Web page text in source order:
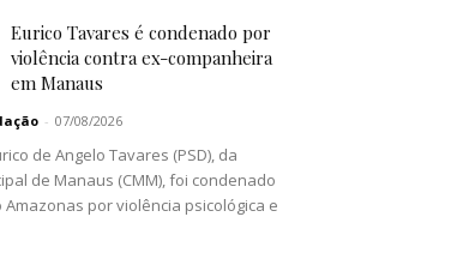
Eurico Tavares é condenado por
violência contra ex-companheira
em Manaus
- 07/08/2026
de Angelo Tavares (PSD), da
de Manaus (CMM), foi condenado
Amazonas por violência psicológica e